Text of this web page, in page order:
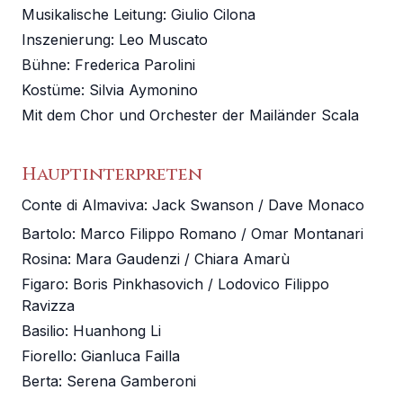
Musikalische Leitung: Giulio Cilona
Inszenierung: Leo Muscato
Bühne: Frederica Parolini
Kostüme: Silvia Aymonino
Mit dem Chor und Orchester der Mailänder Scala
Hauptinterpreten
Conte di Almaviva: Jack Swanson / Dave Monaco
Bartolo: Marco Filippo Romano / Omar Montanari
Rosina: Mara Gaudenzi / Chiara Amarù
Figaro: Boris Pinkhasovich / Lodovico Filippo
Ravizza
Basilio: Huanhong Li
Fiorello: Gianluca Failla
Berta: Serena Gamberoni